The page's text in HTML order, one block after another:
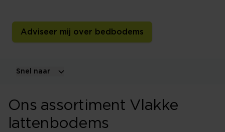
Adviseer mij over bedbodems
Snel naar
Ons assortiment Vlakke
lattenbodems